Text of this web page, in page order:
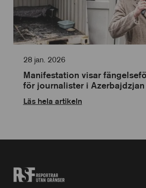
28 jan. 2026
Manifestation visar
för journalister i Azerbajdzjan
Läs hela artikeln